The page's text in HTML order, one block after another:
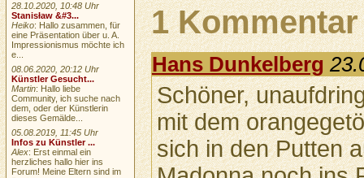
1
Hans Dunkelberg
Schöner,
mit dem
sich in den Putten
28.10.2020, 10:48 Uhr
Stanisław &#3...
Heiko: Hallo zusammen, für
eine Präsentation über u. A.
Impressionismus möchte ich
e...
08.06.2020, 20:12 Uhr
Künstler Gesucht...
Martin: Hallo liebe
Community, ich suche nach
dem, oder der Künstlerin
dieses Gemälde...
05.08.2019, 11:45 Uhr
Infos zu Künstler ...
Alex: Erst einmal ein
herzliches hallo hier ins
Forum! Meine Eltern sind im